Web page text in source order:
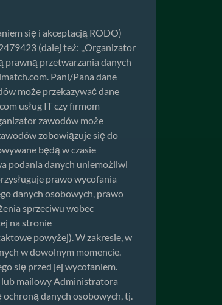
się i akceptacją RODO)
(dalej też: ,,Organizator
prawną przetwarzania danych
Pani/Pana dane
może przekazywać dane
usług IT czy firmom
zawodów może
zobowiązuje się do
będą w czasie
podania danych uniemożliwi
prawo wycofania
danych osobowych, prawo
sprzeciwu wobec
na stronie
powyżej). W zakresie, w
w dowolnym momencie.
się przed jej wycofaniem.
lub mailowy Administratora
ochroną danych osobowych, tj.